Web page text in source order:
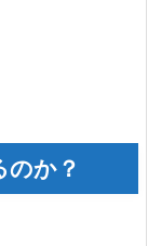
のか？